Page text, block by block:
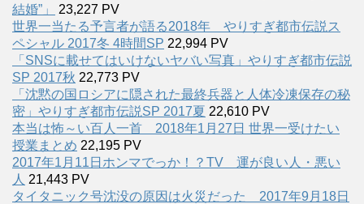
結婚”」
23,227 PV
世界一当たる予言者が語る2018年 やりすぎ都市伝説ス
ペシャル 2017冬 4時間SP 22,994 PV
「SNSに載せてはいけないヤバい写真」やりすぎ都市伝説
SP 2017秋 22,773 PV
「沈黙の国ロシアに隠された最終兵器と人体冷凍保存の秘
密」やりすぎ都市伝説SP 2017夏 22,610 PV
本当は怖～い百人一首 2018年1月27日 世界一受けたい
授業まとめ 22,195 PV
2017年1月11日ホンマでっか！？TV 運が良い人・悪い
人 21,443 PV
タイタニック号沈没の原因は火災だった 2017年9月18日